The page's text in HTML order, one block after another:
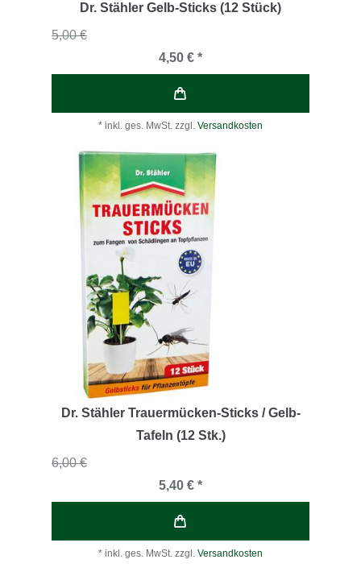
Dr. Stähler Gelb-Sticks (12 Stück)
5,00 €
4,50 € *
* inkl. ges. MwSt. zzgl. Versandkosten
Dr. Stähler Trauermücken-Sticks / Gelb-
Tafeln (12 Stk.)
6,00 €
5,40 € *
* inkl. ges. MwSt. zzgl. Versandkosten